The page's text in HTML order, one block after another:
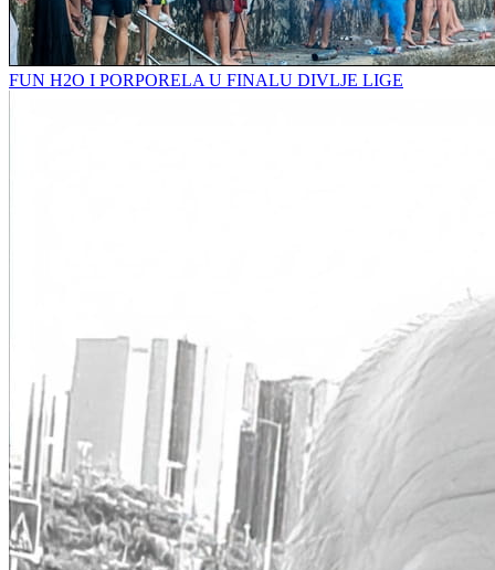
FUN H2O I PORPORELA U FINALU DIVLJE LIGE